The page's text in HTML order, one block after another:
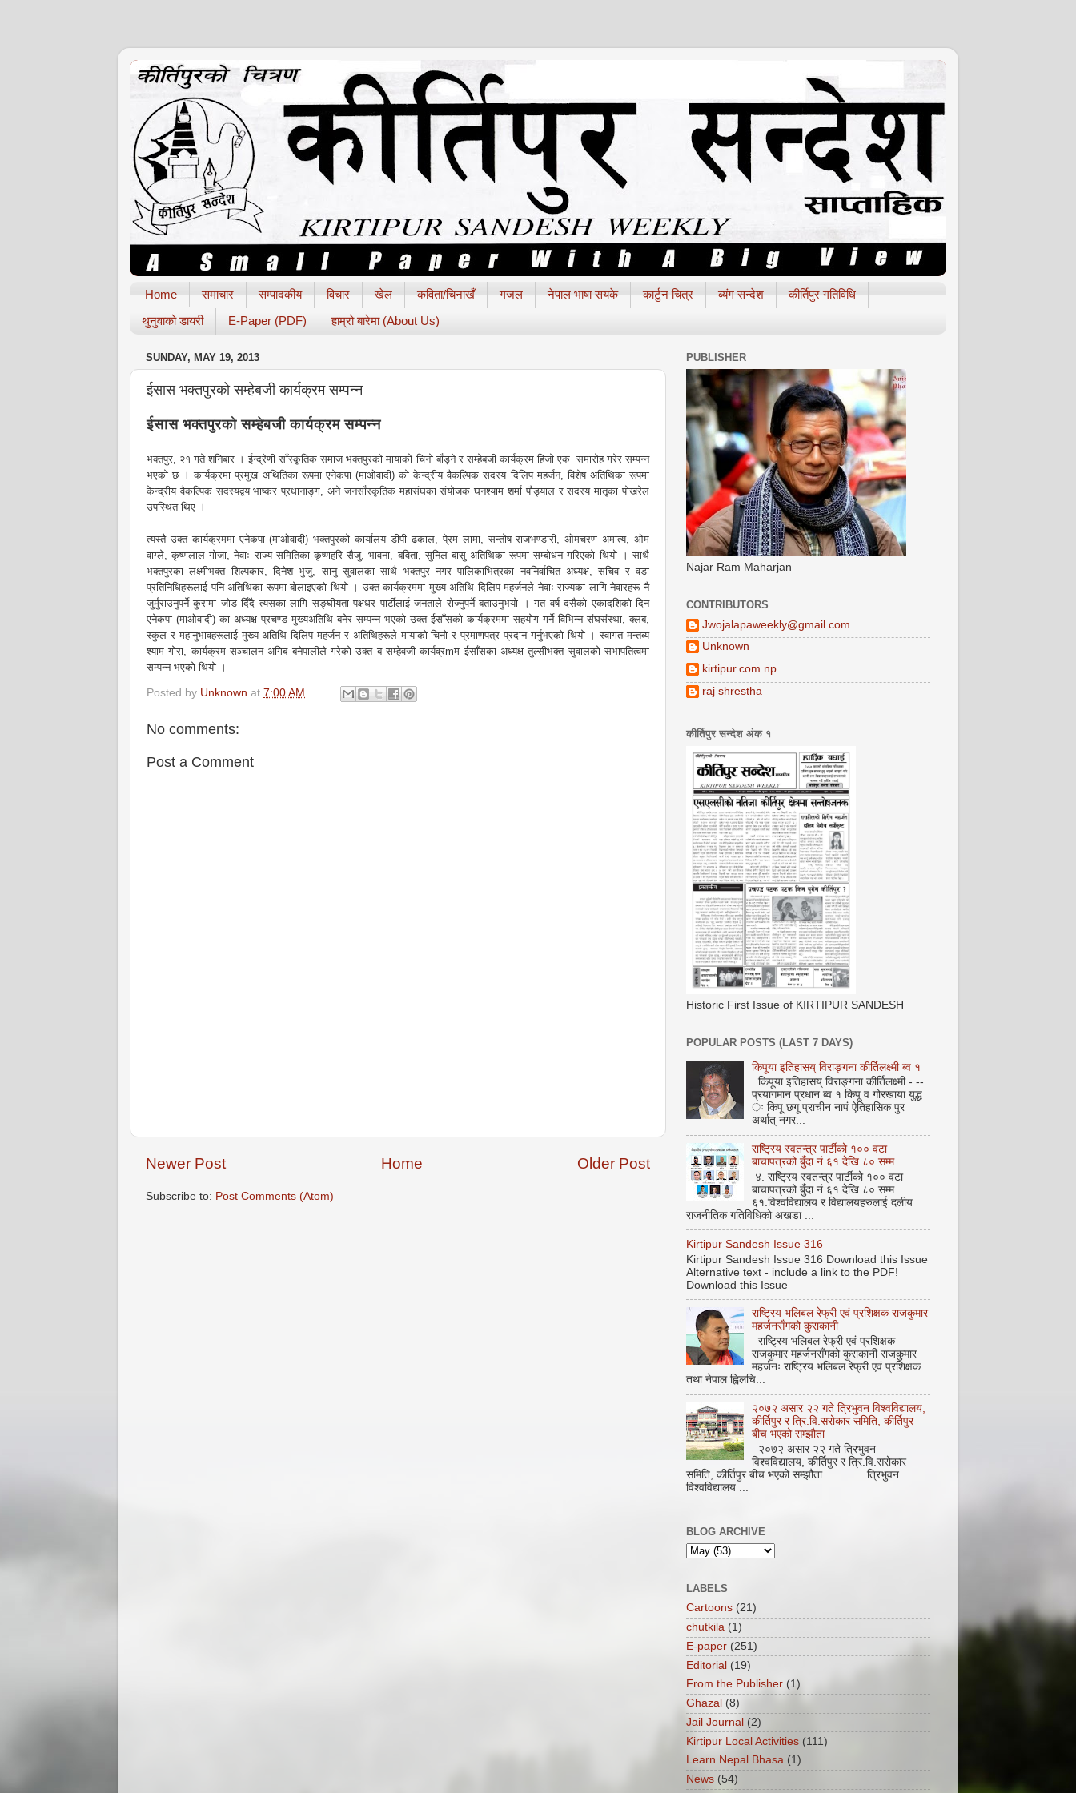
Home समाचार सम्पादकीय विचार खेल कविता/चिनाखँ गजल नेपाल भाषा सयके कार्टुन चित्र ब्यंग सन्देश
कीर्तिपुर गतिविधि
थुनुवाको डायरी
E-Paper (PDF) हाम्रो बारेमा (About Us)
SUNDAY, MAY 19, 2013
ईसास भक्तपुरको सम्हेबजी कार्यक्रम सम्पन्न
ईसास भक्तपुरको सम्हेबजी कार्यक्रम सम्पन्न
भक्तपुर, २१ गते शनिबार । ईन्द्रेणी साँस्कृतिक समाज भक्तपुरको मायाको चिनो बाँड्ने र सम्हेबजी कार्यक्रम हिजो एक समारोह गरेर सम्पन्न
भएको छ । कार्यक्रमा प्रमुख अथितिका रूपमा एनेकपा (माओवादी) को केन्द्रीय वैकल्पिक सदस्य दिलिप महर्जन, विशेष अतिथिका रूपमा
केन्द्रीय वैकल्पिक सदस्यद्वय भाष्कर प्रधानाङ्ग, अने जनसाँस्कृतिक महासंघका संयोजक घनश्याम शर्मा पौड्याल र सदस्य मातृका पोखरेल
उपस्थित थिए ।
त्यस्तै उक्त कार्यक्रममा एनेकपा (माओवादी) भक्तपुरको कार्यालय डीपी ढकाल, पे्रम लामा, सन्तोष राजभण्डारी, ओमचरण अमात्य, ओम
वाग्ले, कृष्णलाल गोजा, नेवाः राज्य समितिका कृष्णहरि सैजु, भावना, बविता, सुनिल बासु अतिथिका रूपमा सम्बोधन गरिएको थियो । साथै
भक्तपुरका लक्ष्मीभक्त शिल्पकार, दिनेश भुजु, सानु सुवालका साथै भक्तपुर नगर पालिकाभित्रका नवनिर्वाचित अध्यक्ष, सचिव र वडा
प्रतिनिधिहरूलाई पनि अतिथिका रूपमा बोलाइएको थियो । उक्त कार्यक्रममा मुख्य अतिथि दिलिप महर्जनले नेवाः राज्यका लागि नेवारहरू नै
जुर्मुराउनुपर्ने कुरामा जोड दिँदै त्यसका लागि सङ्घीयता पक्षधर पार्टीलाई जनताले रोज्नुपर्ने बताउनुभयो । गत वर्ष दसैको एकादशिको दिन
एनेकपा (माओवादी) का अध्यक्ष प्रचण्ड मुख्यअतिथि बनेर सम्पन्न भएको उक्त ईसाँसको कार्यक्रममा सहयोग गर्ने विभिन्न संघसंस्था, क्लब,
स्कुल र महानुभावहरूलाई मुख्य अतिथि दिलिप महर्जन र अतिथिहरूले मायाको चिनो र प्रमाणपत्र प्रदान गर्नुभएको थियो । स्वागत मन्तब्य
श्याम गोरा, कार्यक्रम सञ्चालन अगिब बनेपालीले गरेको उक्त ब सम्हेवजी कार्यव्रmम ईसाँसका अध्यक्ष तुल्सीभक्त सुवालको सभापतित्वमा
सम्पन्न भएको थियो ।
Posted by Unknown at 7:00 AM
No comments:
Post a Comment
Newer Post Older Post
Home
Subscribe to: Post Comments (Atom)
PUBLISHER
Najar Ram Maharjan
CONTRIBUTORS
Jwojalapaweekly@gmail.com
Unknown
kirtipur.com.np
raj shrestha
कीर्तिपुर सन्देश अंक १
Historic First Issue of KIRTIPUR SANDESH
POPULAR POSTS (LAST 7 DAYS)
किपूया इतिहासय् विराङ्गना कीर्तिलक्ष्मी ब्व १
किपूया इतिहासय् विराङ्गना कीर्तिलक्ष्मी - --
प्रयागमान प्रधान ब्व १ किपू व गोरखाया युद्ध
ः किपू छगू प्राचीन नापं ऐतिहासिक पुर
अर्थात् नगर...
राष्ट्रिय स्वतन्त्र पार्टीको १०० वटा
बाचापत्रको बुँदा नं ६१ देखि ८० सम्म
४. राष्ट्रिय स्वतन्त्र पार्टीको १०० वटा
बाचापत्रको बुँदा नं ६१ देखि ८० सम्म
६१.विश्वविद्यालय र विद्यालयहरुलाई दलीय
राजनीतिक गतिविधिको अखडा ...
Kirtipur Sandesh Issue 316
Kirtipur Sandesh Issue 316 Download this Issue
Alternative text - include a link to the PDF!
Download this Issue
राष्ट्रिय भलिबल रेफ्री एवं प्रशिक्षक राजकुमार
महर्जनसँगको कुराकानी
राष्ट्रिय भलिबल रेफ्री एवं प्रशिक्षक
राजकुमार महर्जनसँगको कुराकानी राजकुमार
महर्जनः राष्ट्रिय भलिबल रेफ्री एवं प्रशिक्षक
तथा नेपाल ह्विलचि...
२०७२ असार २२ गते त्रिभुवन विश्वविद्यालय,
कीर्तिपुर र त्रि.वि.सरोकार समिति, कीर्तिपुर
बीच भएको सम्झौता
२०७२ असार २२ गते त्रिभुवन
विश्वविद्यालय, कीर्तिपुर र त्रि.वि.सरोकार
समिति, कीर्तिपुर बीच भएको सम्झौता त्रिभुवन
विश्वविद्यालय ...
BLOG ARCHIVE
LABELS
Cartoons (21)
chutkila (1)
E-paper (251)
Editorial (19)
From the Publisher (1)
Ghazal (8)
Jail Journal (2)
Kirtipur Local Activities (111)
Learn Nepal Bhasa (1)
News (54)